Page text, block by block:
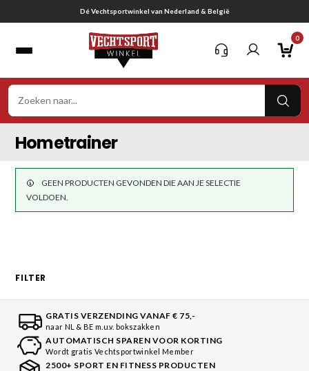
naar
Dé Vechtsportwinkel van Nederland & België
0
Hometrainer
GEEN PRODUCTEN GEVONDEN DIE AAN JE SELECTIE
VOLDOEN.
FILTER
GRATIS VERZENDING VANAF € 75,-
naar NL & BE m.u.v. bokszakken
AUTOMATISCH SPAREN VOOR KORTING
Wordt gratis Vechtsportwinkel Member
2500+ SPORT EN FITNESS PRODUCTEN